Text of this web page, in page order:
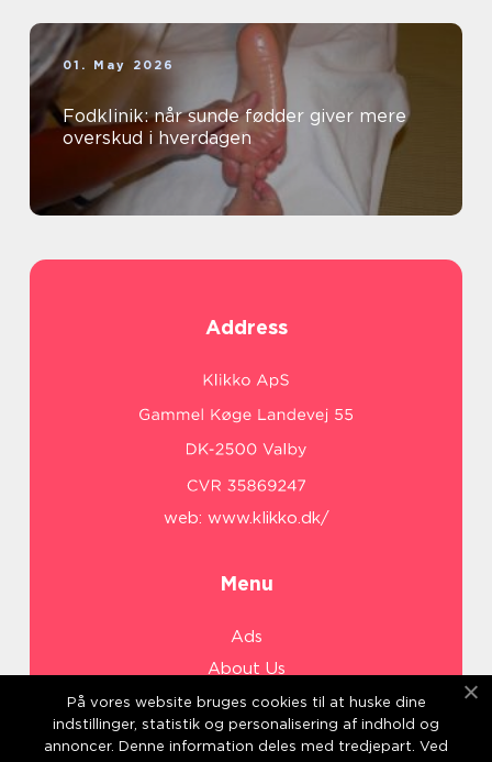
01. May 2026
Fodklinik: når sunde fødder giver mere
overskud i hverdagen
Address
web: www.klikko.dk/
Menu
Ads
About Us
Cookies
Contact
På vores website bruges cookies til at huske dine
indstillinger, statistik og personalisering af indhold og
annoncer. Denne information deles med tredjepart. Ved